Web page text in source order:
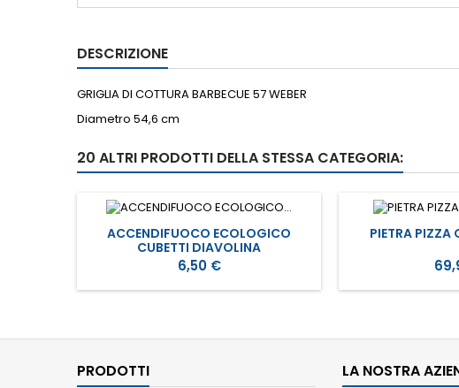
DESCRIZIONE
GRIGLIA DI COTTURA BARBECUE 57 WEBER
Diametro 54,6 cm
20 ALTRI PRODOTTI DELLA STESSA CATEGORIA:
ACCENDIFUOCO ECOLOGICO
CUBETTI DIAVOLINA
Prezzo
6,50 €
PIETRA PIZZA
PRODOTTI LA NOSTRA